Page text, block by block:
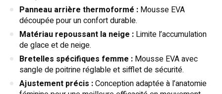
Panneau arrière thermoformé : Mousse EVA
découpée pour un confort durable.
Matériau repoussant la neige : Limite l’accumulation
de glace et de neige.
Bretelles spécifiques femme : Mousse EVA avec
sangle de poitrine réglable et sifflet de sécurité.
Ajustement précis :Conception adaptée à l’anatomie